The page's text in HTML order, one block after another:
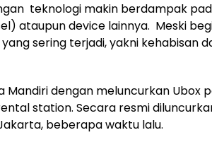
teknologi makin berdampak
ataupun device lainnya. Meski
sering terjadi, yakni kehabisan
Mandiri dengan meluncurkan Ubox
station. Secara resmi
beberapa waktu lalu.